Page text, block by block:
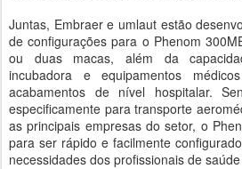
Juntas, Embraer e umlaut estão
de configurações para o Phenom
ou duas macas, além da
incubadora e equipamentos
acabamentos de nível hospitalar.
especificamente para transporte
as principais empresas do setor, o
para ser rápido e facilmente
necessidades dos profissionais de